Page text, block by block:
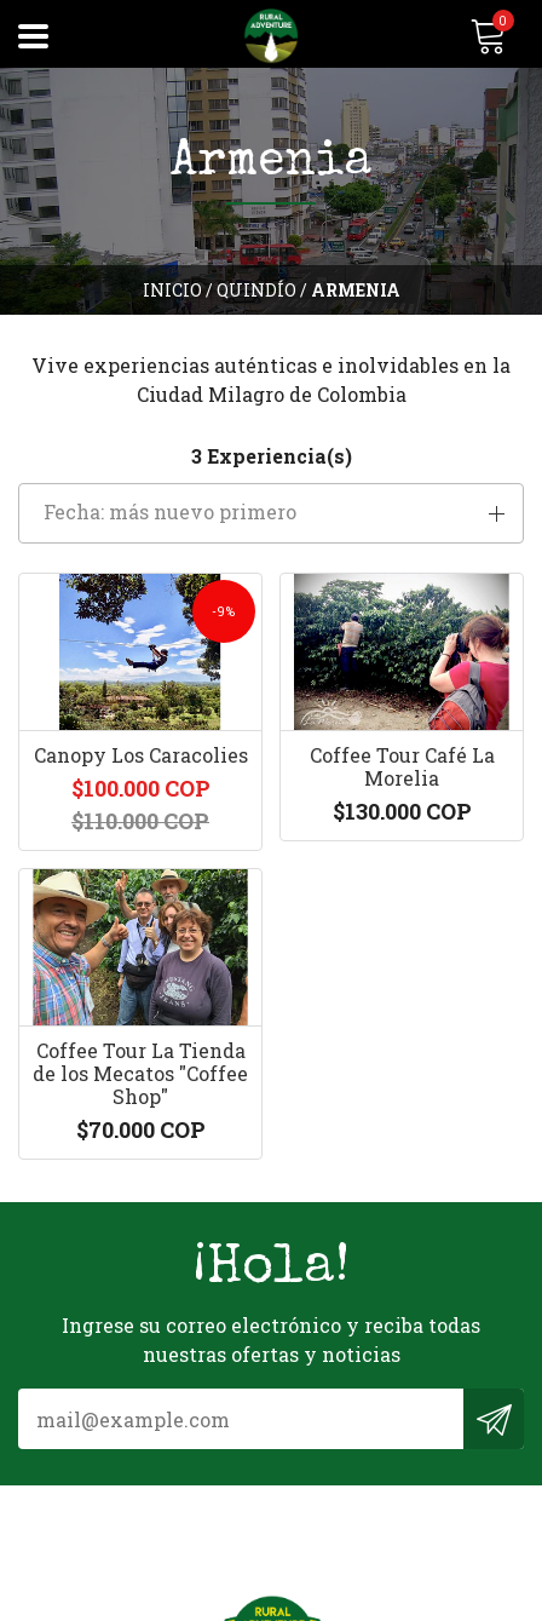
0
INICIO/QUINDÍO/ ARMENIA
Armenia
Vive experiencias auténticas e inolvidables en la
Ciudad Milagro de Colombia
3 Experiencia(s)
Fecha: más nuevo primero
-9%
Canopy Los Caracolies
$100.000 COP
$110.000 COP
Coffee Tour Café La
Morelia
$130.000 COP
Coffee Tour La Tienda
de los Mecatos "Coffee
Shop"
$70.000 COP
¡Hola!
Ingrese su correo electrónico y reciba todas
nuestras ofertas y noticias